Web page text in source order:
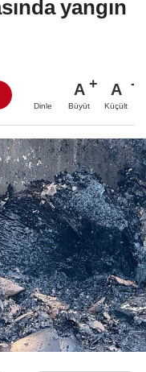
yangın
Dinle
A
Büyüt
A
Küçült